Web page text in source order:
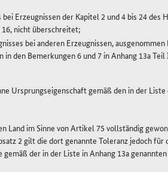
Erzeugnissen der Kapitel 2 und 4 bis 24 des
nicht überschreitet;
bei anderen Erzeugnissen, ausgenommen
den Bemerkungen 6 und 7 in Anhang 13a
Ursprungseigenschaft gemäß den in der Liste
Land im Sinne von Artikel 75 vollständig
2 gilt die dort genannte Toleranz jedoch für
der in der Liste in Anhang 13a